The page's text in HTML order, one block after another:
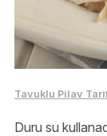
Tavuklu Pilav
Duru su